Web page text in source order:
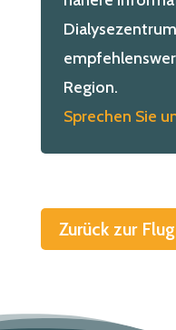
Region.
Sprechen Sie
Zurück zur